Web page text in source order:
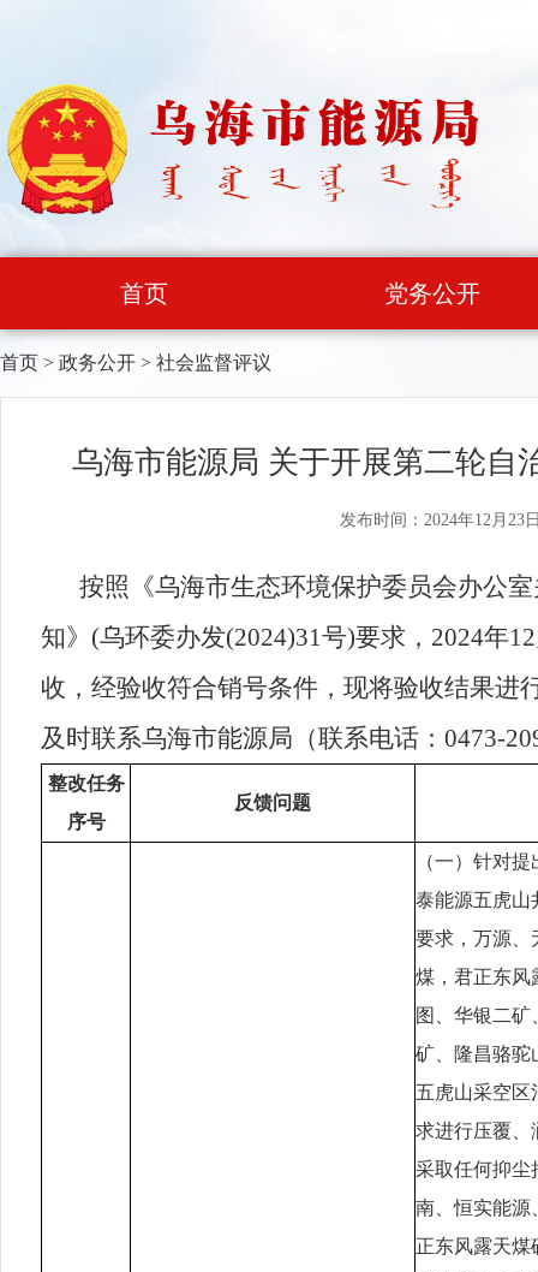
首页 党务公开
首页 > 政务公开 > 社会监督评议
乌海市能源局 关于开展第二轮自
发布时间：2024年12月23
按照《乌海市生态环境保护委员会办公
知》 (乌环委办发(2024)31号)要求， 2024年12
收，经验收符合销号条件，现将验收结果进
及时联系乌海市能源局 （联系电话： 0473-
整改任务
序号
反馈问题
（一）针对
泰能源五虎山
要求，万源、
煤，君正东风
图、华银二
矿、隆昌骆驼
五虎山采空区
求进行压覆、
采取任何抑尘
南、恒实能源
正东风露天煤